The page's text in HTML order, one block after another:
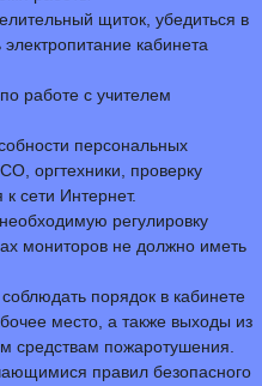
щиток, убедиться в
кабинета
работе с учителем
персональных
оргтехники, проверку
сети Интернет.
регулировку
мониторов не должно иметь
порядок в кабинете
место, а также выходы из
средствам пожаротушения.
правил безопасного